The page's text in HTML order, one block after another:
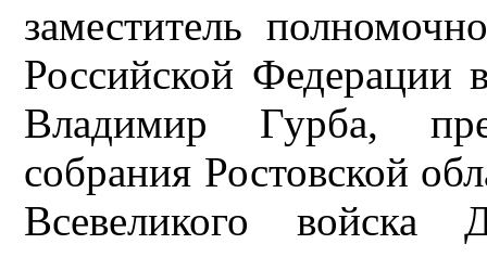
заместитель
Российской
Владимир Гурба,
собрания Ростовской
Всевеликого войска